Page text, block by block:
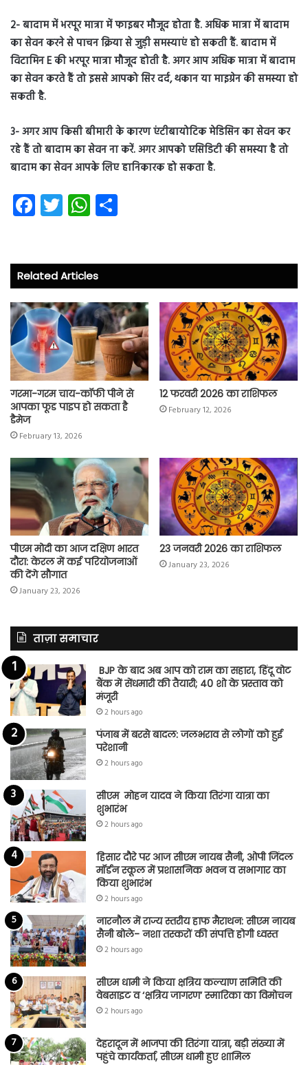
2- बादाम में भरपूर मात्रा में फाइबर मौजूद होता है. अधिक मात्रा में बादाम
का सेवन करने से पाचन क्रिया से जुड़ी समस्याएं हो सकती हैं. बादाम में
विटामिन E की भरपूर मात्रा मौजूद होती है. अगर आप अधिक मात्रा में बादाम
का सेवन करते हैं तो इससे आपको सिर दर्द, थकान या माइग्रेन की समस्या हो
सकती है.
3- अगर आप किसी बीमारी के कारण एंटीबायोटिक मेडिसिन का सेवन कर
रहे हैं तो बादाम का सेवन ना करें. अगर आपको एसिडिटी की समस्या है तो
बादाम का सेवन आपके लिए हानिकारक हो सकता है.
Fa
ce
o
ok
T
wi
er
W
ha
A
p
p
Related Articles
गरमा-गरम चाय-कॉफी पीने से
आपका फूड पाइप हो सकता है
डैमेज
February 13, 2026
12 फरवरी 2026 का राशिफल
February 12, 2026
पीएम मोदी का आज दक्षिण भारत
दौरा: केरल में कई परियोजनाओं
की देंगे सौगात
January 23, 2026
23 जनवरी 2026 का राशिफल
January 23, 2026
ताज़ा समाचार
BJP के बाद अब आप को राम का सहारा, हिंदू वोट
बैंक में सेंधमारी की तैयारी; 40 शो के प्रस्ताव को
मंजूरी
2 hours ago
पंजाब में बरसे बादल: जलभराव से लोगों को हुई
परेशानी
2 hours ago
सीएम मोहन यादव ने किया तिरंगा यात्रा का
शुभारंभ
2 hours ago
हिसार दौरे पर आज सीएम नायब सैनी, ओपी जिंदल
मॉर्डन स्कूल में प्रशासनिक भवन व सभागार का
किया शुभारंभ
2 hours ago
नारनौल में राज्य स्तरीय हाफ मैराथन: सीएम नायब
सैनी बोले- नशा तस्करों की संपत्ति होगी ध्वस्त
2 hours ago
सीएम धामी ने किया क्षत्रिय कल्याण समिति की
वेबसाइट व ‘क्षत्रिय जागरण’ स्मारिका का विमोचन
2 hours ago
देहरादून में भाजपा की तिरंगा यात्रा, बड़ी संख्या में
पहुंचे कार्यकर्ता, सीएम धामी हुए शामिल